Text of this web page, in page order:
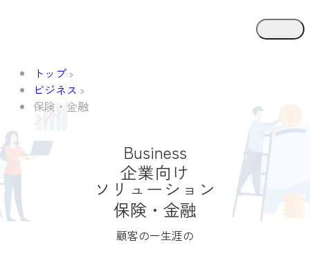
トップ
ビジネス
保険・金融
Business
企業向け
ソリューション
保険・金融
顧客の一生涯の